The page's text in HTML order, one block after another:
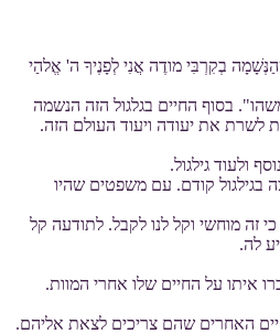
בְקִרְבִּי מודֶה אֲנִי לְפָנֶיךָ ה' אֱלהַי
בסוף החיים בגלגול הזה הנשמה
לשרת את יעודה ויעוד העולם הזה.
ולעוד גילגול.
בגילגול קודם. עם משפטים שהיו
מוחשי וקל לנו לקבל. לתודעה קל
לה.
איתו על החיים שלו אחרי המוות.
האחרים שהם צריכים לצאת אליהם.